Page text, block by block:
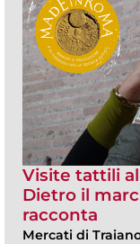
Visite tattili
Dietro il
racconta
Mercati di